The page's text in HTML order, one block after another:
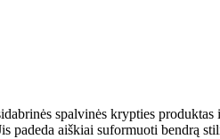
spalvinės krypties
aiškiai suformuoti bendrą